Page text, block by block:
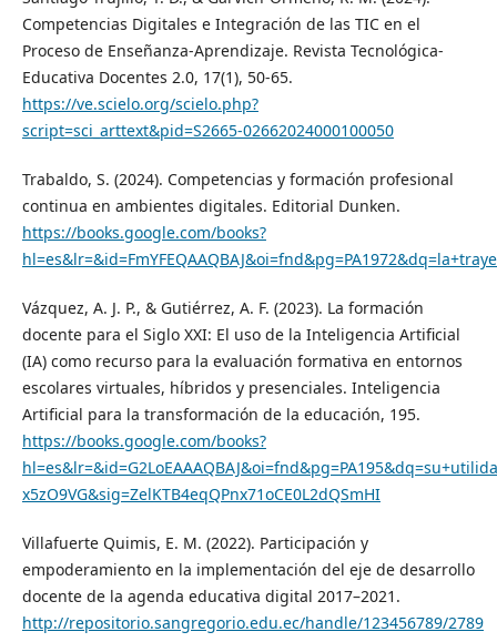
Competencias Digitales e Integración de las TIC en el
Proceso de Enseñanza-Aprendizaje. Revista Tecnológica-
Educativa Docentes 2.0, 17(1), 50-65.
https://ve.scielo.org/scielo.php?
script=sci_arttext&pid=S2665-02662024000100050
Trabaldo, S. (2024). Competencias y formación profesional
continua en ambientes digitales. Editorial Dunken.
https://books.google.com/books?
Vázquez, A. J. P., & Gutiérrez, A. F. (2023). La formación
docente para el Siglo XXI: El uso de la Inteligencia Artificial
(IA) como recurso para la evaluación formativa en entornos
escolares virtuales, híbridos y presenciales. Inteligencia
Artificial para la transformación de la educación, 195.
https://books.google.com/books?
x5zO9VG&sig=ZelKTB4eqQPnx71oCE0L2dQSmHI
Villafuerte Quimis, E. M. (2022). Participación y
empoderamiento en la implementación del eje de desarrollo
docente de la agenda educativa digital 2017–2021.
http://repositorio.sangregorio.edu.ec/handle/123456789/2789